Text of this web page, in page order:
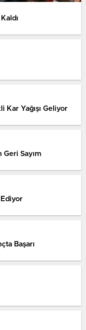
Kar Yağışı Geliyor
Geri Sayım
Ediyor
Başarı